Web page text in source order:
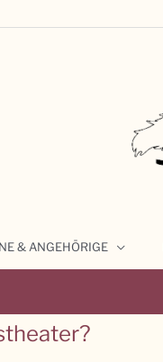
& ANGEHÖRIGE